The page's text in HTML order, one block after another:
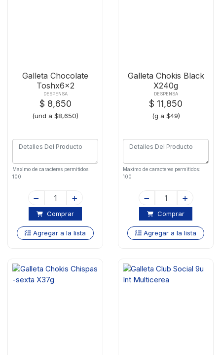
Galleta Chocolate
Toshx6x2
DESPENSA
$ 8,650
(und a $8,650)
Maximo de caracteres permitidos:
100
Comprar
Agregar a la lista
Galleta Chokis Black
X240g
DESPENSA
$ 11,850
(g a $49)
Maximo de caracteres permitidos:
100
Comprar
Agregar a la lista